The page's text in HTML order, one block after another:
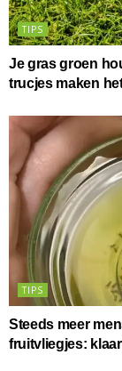
TIPS
Je gras groen
trucjes maken
TIPS
Steeds meer
fruitvliegjes: